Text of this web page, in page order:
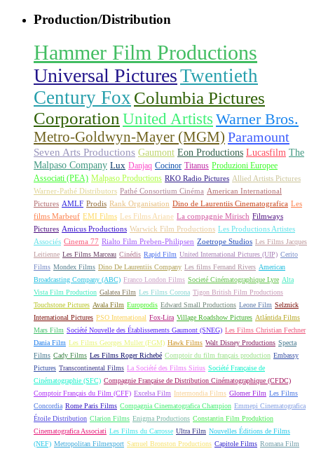
Production/Distribution
Hammer Film Productions
Universal PicturesTwentieth
Century Fox Columbia Pictures
Corporation United Artists Warner Bros.
Metro-Goldwyn-Mayer (MGM) Paramount
Seven Arts Productions Gaumont Eon Productions Lucasfilm The
Malpaso Company Lux Danjaq Cocinor Titanus Produzioni Europee
Associati (PEA) Malpaso Productions RKO Radio Pictures Allied Artists Pictures
Warner-Pathé Distributors Pathé Consortium Cinéma American International
Pictures AMLF Prodis Rank Organisation Dino de Laurentiis Cinematografica Les
films Marbeuf EMI Films Les Films Ariane La compagnie Mirisch Filmways
Pictures Amicus Productions Warwick Film Productions Les Productions Artistes
Associés Cinema 77 Rialto Film Preben-Philipsen Zoetrope Studios Les Films Jacques
Leitienne Les Films Marceau Cinédis Rapid Film United International Pictures (UIP) Cerito
Films Mondex Films Dino De Laurentiis Company Les films Fernand Rivers American
Broadcasting Company (ABC) Franco London Films Societé Cinématographique Lyre Alta
Vista Film Production Galatea Film Les Films Corona Tigon British Film Productions
Touchstone Pictures Avala Film Europrodis Edward Small Productions Leone Film Selznick
International Pictures PSO International Fox-Lira Village Roadshow Pictures Atlántida Films
Mars Film Société Nouvelle des Établissements Gaumont (SNEG) Les Films Christian Fechner
Dania Film Les Films Georges Muller (FGM) Hawk Films Walt Disney Productions Specta
Films Cady Films Les Films Roger Richebé Comptoir du film français production Embassy
Pictures Transcontinental Films La Société des Films Sirius Société Française de
Cinématographie (SFC) Compagnie Française de Distribution Cinématographique (CFDC)
Comptoir Français du Film (CFF) Excelsa Film Intermondia Films Glomer Film Les Films
Concordia Rome Paris Films Compagnia Cinematografica Champion Emmepi Cinematografica
Étoile Distribution Clarion Films Enigma Productions Constantin Film Produktion
Cinematografica Associati Les Films du Carrosse Ultra Film Nouvelles Éditions de Films
(NEF) Metropolitan Filmexport Samuel Bronston Productions Capitole Films Romana Film